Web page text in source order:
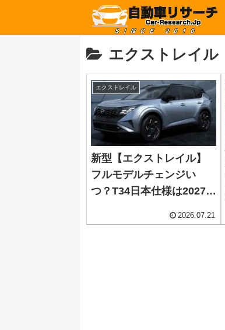
エクストレイル
エクストレイル
新型【エクストレイル】
フルモデルチェンジい
つ？T34日本仕様は2027年
【日産最新情報】北米ロ
2026.07.21